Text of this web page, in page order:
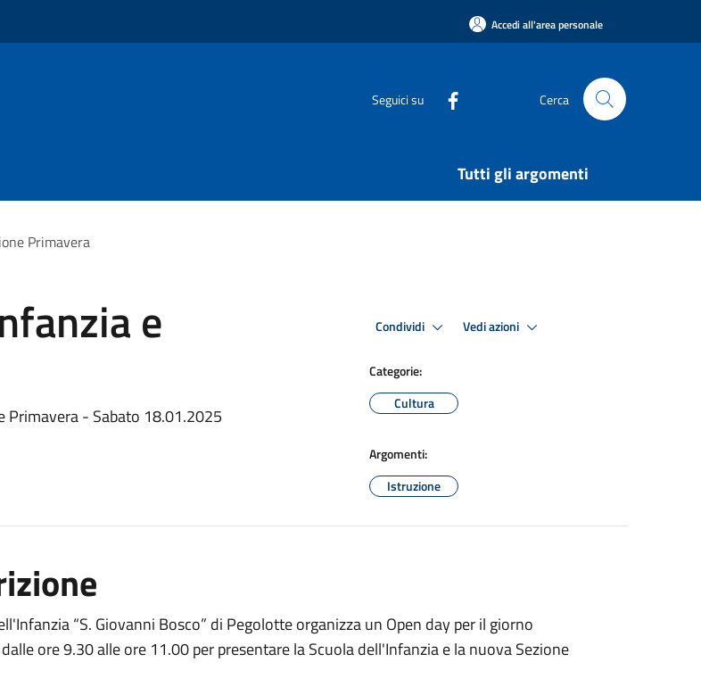
Accedi all'area personale
Seguici su Cerca
Tutti gli argomenti
Primavera
e
Primavera - Sabato 18.01.2025
Condividi Vedi azioni
Categorie:
Cultura
Argomenti:
Istruzione
“S. Giovanni Bosco” di Pegolotte organizza un Open day per il giorno
ore 9.30 alle ore 11.00 per presentare la Scuola dell'Infanzia e la nuova Sezione